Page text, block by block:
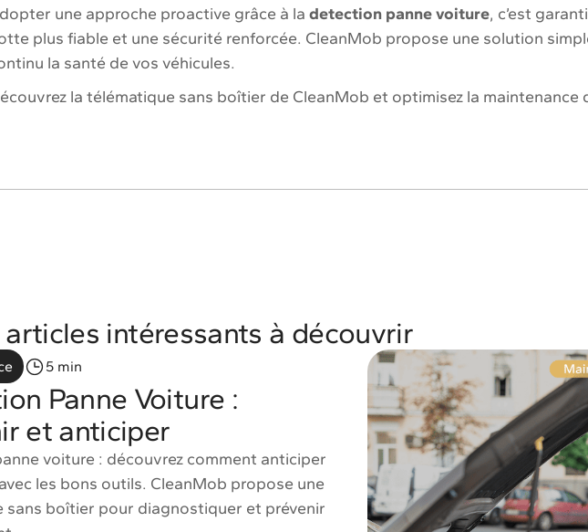
une approche proactive grâce à ladetection panne voiture, c’est
plus fiable et une sécurité renforcée. CleanMob propose une solution
la santé de vos véhicules.
la télématique sans boîtier de CleanMob et optimisez la maintenance
articles intéressants à découvrir
5 min
Panne Voiture :
et anticiper
voiture : découvrez comment anticiper
les bons outils. CleanMob propose une
sans boîtier pour diagnostiquer et prévenir